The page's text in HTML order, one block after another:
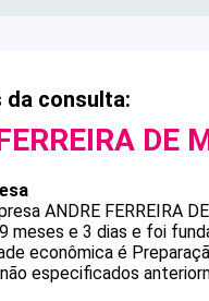
da consulta:
DE
ANDRE FERREIRA
meses e 3 dias e foi
econômica é
especificados